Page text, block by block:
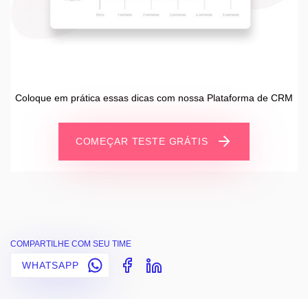
Coloque em prática essas dicas com nossa Plataforma de CRM
COMEÇAR TESTE GRÁTIS
COMPARTILHE COM SEU TIME
WHATSAPP